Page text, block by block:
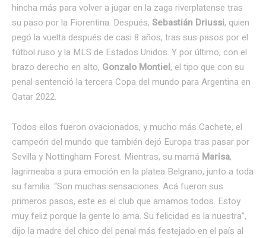
hincha más para volver a jugar en la zaga riverplatense tras
su paso por la Fiorentina. Después, Sebastián Driussi, quien
pegó la vuelta después de casi 8 años, tras sus pasos por el
fútbol ruso y la MLS de Estados Unidos. Y por último, con el
brazo derecho en alto, Gonzalo Montiel, el tipo que con su
penal sentenció la tercera Copa del mundo para Argentina en
Qatar 2022.
Todos ellos fueron ovacionados, y mucho más Cachete, el
campeón del mundo que también dejó Europa tras pasar por
Sevilla y Nottingham Forest. Mientras, su mamá Marisa,
lagrimeaba a pura emoción en la platea Belgrano, junto a toda
su familia. “Son muchas sensaciones. Acá fueron sus
primeros pasos, este es el club que amamos todos. Estoy
muy feliz porque la gente lo ama. Su felicidad es la nuestra”,
dijo la madre del chico del penal más festejado en el país al